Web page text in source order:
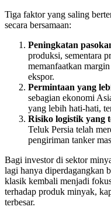
Tiga faktor yang saling
secara bersamaan:
Peningkatan
produksi, sementara
memanfaatkan
ekspor.
Permintaan yang
sebagian ekonomi
yang lebih hati-hati,
Risiko logistik yang
Teluk Persia telah
pengiriman tanker
Bagi investor di sektor
lagi hanya diperdagangkan
klasik kembali menjadi
terhadap produk minyak,
terbesar.